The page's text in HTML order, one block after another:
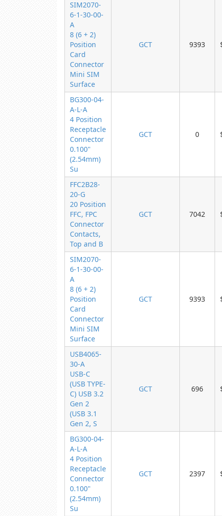
SIM2070-
6-1-30-00-
A
8 (6 + 2)
Position
Card
Connector
Mini SIM
Surface
GCT 9393
BG300-04-
A-L-A
4 Position
Receptacle
Connector
0.100"
(2.54mm)
Su
GCT 0
FFC2B28-
20-G
20 Position
FFC, FPC
Connector
Contacts,
Top and B
GCT 7042
SIM2070-
6-1-30-00-
A
8 (6 + 2)
Position
Card
Connector
Mini SIM
Surface
GCT 9393
USB4065-
30-A
USB-C
(USB TYPE-
C) USB 3.2
Gen 2
(USB 3.1
Gen 2, S
GCT 696
BG300-04-
A-L-A
4 Position
Receptacle
Connector
0.100"
(2.54mm)
Su
GCT 2397